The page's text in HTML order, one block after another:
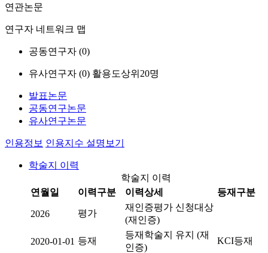
연관논문
연구자 네트워크 맵
공동연구자 (0)
유사연구자 (0) 활용도상위20명
발표논문
공동연구논문
유사연구논문
인용정보 인용지수 설명보기
학술지 이력
학술지 이력
연월일
이력구분 이력상세 등재구분
2026 평가
재인증평가 신청대상
(재인증)
2020-01-01 등재
등재학술지 유지 (재
인증)
KCI등재